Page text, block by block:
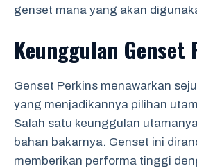
genset mana yang akan
Keunggulan Genset
Genset Perkins menawarkan
yang menjadikannya pilihan
Salah satu keunggulan
bahan bakarnya. Genset ini
memberikan performa tinggi